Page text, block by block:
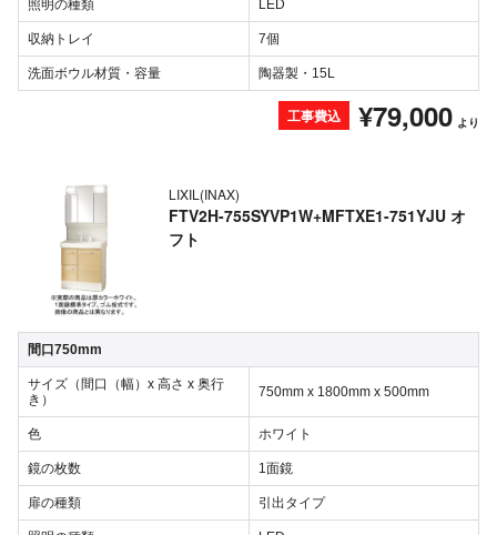
照明の種類 LED
収納トレイ 7個
洗面ボウル材質・容量 陶器製・15L
工事費込 ¥79,000 より
LIXIL(INAX)
FTV2H-755SYVP1W+MFTXE1-751YJU オ
フト
間口750mm
サイズ（間口（幅）x 高さ x 奥行
き）
750mm x 1800mm x 500mm
色 ホワイト
鏡の枚数 1面鏡
扉の種類 引出タイプ